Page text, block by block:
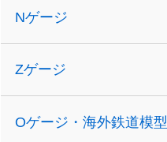
Nゲージ
Zゲージ
Oゲージ・海外鉄道模型